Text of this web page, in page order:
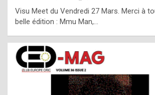
l
c
h
i
Visu Meet du Vendredi 27 Mars. Merci à
belle édition : Mmu Man,…